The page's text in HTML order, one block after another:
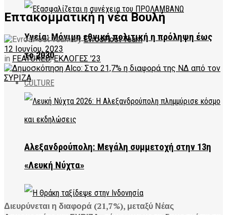
Υγεία: Μόνιμη εθνική πολιτική η πρόληψη έως
το 2030
CULTURE
Αλεξανδρούπολη: Μεγάλη συμμετοχή στην 13η
«Λευκή Νύχτα»
Επτακομματική η νέα Βουλή
by EvrosPost Team
12 Ιουνίου, 2023
in FEATURED,ΕΚΛΟΓΕΣ '23
Διευρύνεται η διαφορά (21,7%), μεταξύ Νέας